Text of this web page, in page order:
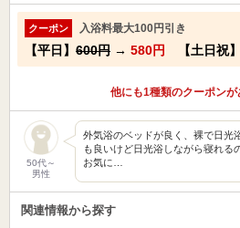
クーポン 入浴料最大100円引き
【平日】 600円 → 580円 【土日祝】
他にも1種類のクーポンが
50代～
男性
外気浴のベッドが良く、裸で日光
も良いけど日光浴しながら寝れる
お気に…
関連情報から探す